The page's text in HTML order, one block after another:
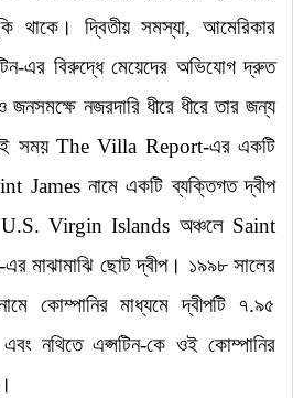
থাকে। দ্বিতীয় সমস্যা, আমেরিকার
এর বিরুদ্ধে মেয়েদের অভিযোগ দ্রুত
জনসমক্ষে নজরদারি ধীরে ধীরে তার জন্য
সময় The Villa Report-এর একটি
James নামে একটি ব্যক্তিগত দ্বীপ
Virgin Islands অঞ্চলে Saint
মাঝামাঝি ছোট দ্বীপ। ১৯৯৮ সালের
কোম্পানির মাধ্যমে দ্বীপটি ৭.৯৫
নথিতে এপ্সটিন-কে ওই কোম্পানির
।